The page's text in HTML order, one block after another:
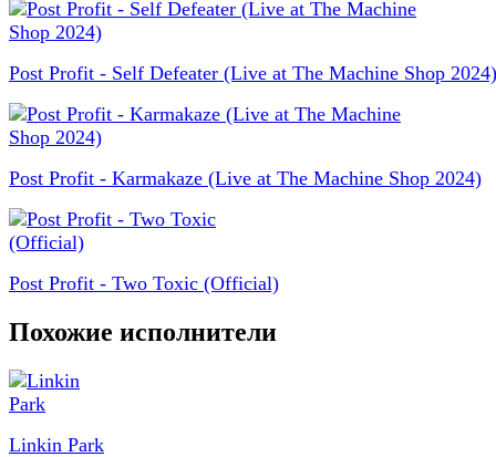
Post Profit - Self Defeater (Live at The Machine Shop 2024)
Post Profit - Karmakaze (Live at The Machine Shop 2024)
Post Profit - Two Toxic (Official)
Похожие исполнители
Linkin Park